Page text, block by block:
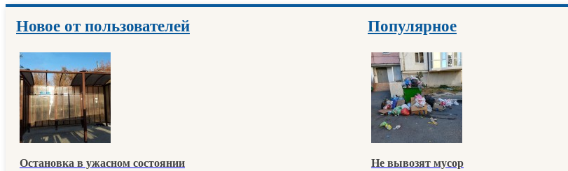
Новое от пользователей
Остановка в ужасном состоянии
Популярное
Не вывозят мусор